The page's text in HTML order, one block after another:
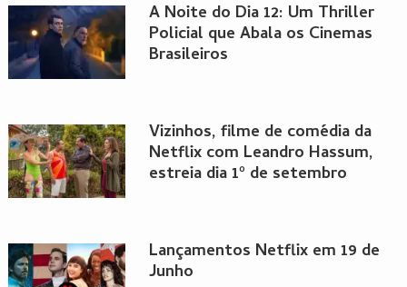
A Noite do Dia 12: Um Thriller
Policial que Abala os Cinemas
Brasileiros
Vizinhos, filme de comédia da
Netflix com Leandro Hassum,
estreia dia 1º de setembro
Lançamentos Netflix em 19 de
Junho